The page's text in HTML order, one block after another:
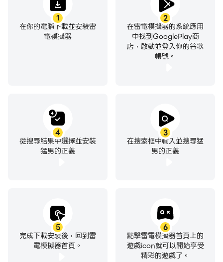
1
在你的電腦下載並安裝雷
電模擬器
2
在雷電模擬器的系統應用
中找到GooglePlay商
店，啟動並登入你的谷歌
帳號。
3
在搜索框中輸入並搜尋猛
男的正義
4
從搜尋結果中選擇並安裝
猛男的正義
5
完成下載安裝後，回到雷
電模擬器首頁。
6
點擊雷電模擬器首頁上的
遊戲icon就可以開始享受
精彩的遊戲了。